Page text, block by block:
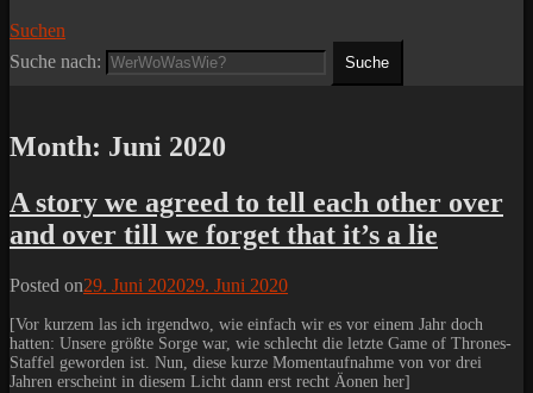
Suchen
Suche nach:
Month: Juni 2020
A story we agreed to tell each other over
and over till we forget that it’s a lie
Posted on29. Juni 202029. Juni 2020
[Vor kurzem las ich irgendwo, wie einfach wir es vor einem Jahr doch
hatten: Unsere größte Sorge war, wie schlecht die letzte Game of Thrones-
Staffel geworden ist. Nun, diese kurze Momentaufnahme von vor drei
Jahren erscheint in diesem Licht dann erst recht Äonen her]